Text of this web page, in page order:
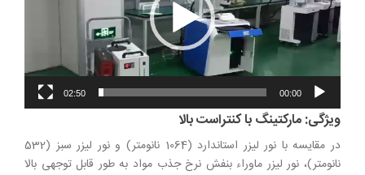
00:00
02:50
ویژگی: مارکتینگ با کنتراست بالا
در مقایسه با نور لیزر استاندارد (1064 نانومتر) و نور لیزر سبز (532
نانومتر)، نور لیزر ماوراء بنفش نرخ جذب مواد به طور قابل توجهی بالا